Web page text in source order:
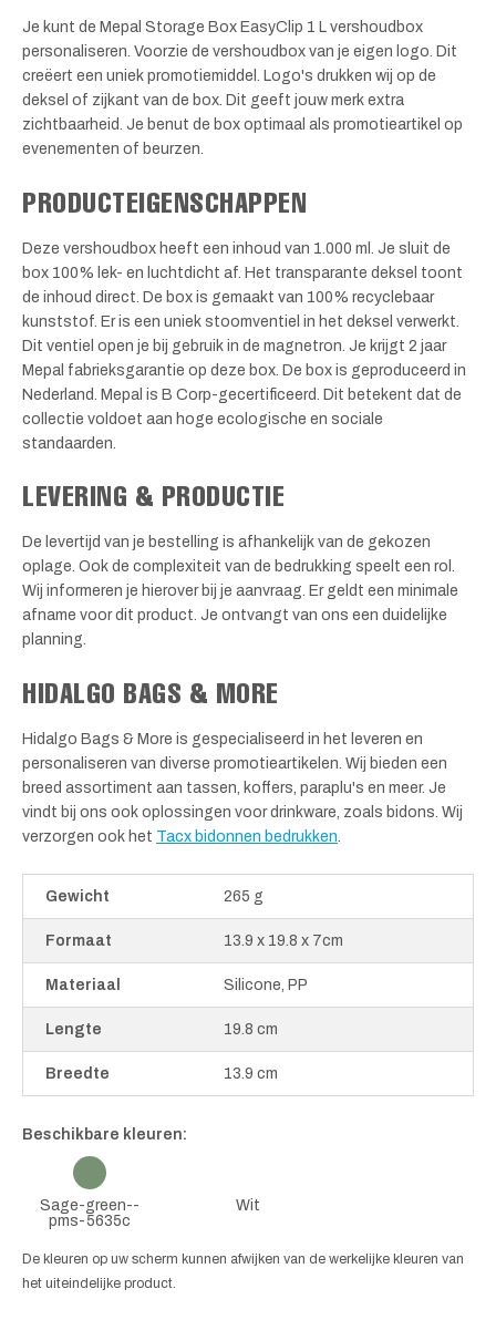
Je kunt de Mepal Storage Box EasyClip 1 L vershoudbox
personaliseren. Voorzie de vershoudbox van je eigen logo. Dit
creëert een uniek promotiemiddel. Logo's drukken wij op de
deksel of zijkant van de box. Dit geeft jouw merk extra
zichtbaarheid. Je benut de box optimaal als promotieartikel op
evenementen of beurzen.
PRODUCTEIGENSCHAPPEN
Deze vershoudbox heeft een inhoud van 1.000 ml. Je sluit de
box 100% lek- en luchtdicht af. Het transparante deksel toont
de inhoud direct. De box is gemaakt van 100% recyclebaar
kunststof. Er is een uniek stoomventiel in het deksel verwerkt.
Dit ventiel open je bij gebruik in de magnetron. Je krijgt 2 jaar
Mepal fabrieksgarantie op deze box. De box is geproduceerd in
Nederland. Mepal is B Corp-gecertificeerd. Dit betekent dat de
collectie voldoet aan hoge ecologische en sociale
standaarden.
LEVERING & PRODUCTIE
De levertijd van je bestelling is afhankelijk van de gekozen
oplage. Ook de complexiteit van de bedrukking speelt een rol.
Wij informeren je hierover bij je aanvraag. Er geldt een minimale
afname voor dit product. Je ontvangt van ons een duidelijke
planning.
HIDALGO BAGS & MORE
Hidalgo Bags & More is gespecialiseerd in het leveren en
personaliseren van diverse promotieartikelen. Wij bieden een
breed assortiment aan tassen, koffers, paraplu's en meer. Je
vindt bij ons ook oplossingen voor drinkware, zoals bidons. Wij
verzorgen ook het Tacx bidonnen bedrukken
Gewicht 265 g
Formaat 13.9 x 19.8 x 7cm
Materiaal Silicone, PP
Lengte 19.8 cm
Breedte 13.9 cm
Beschikbare kleuren:
Sage-green--
pms-5635c
Wit
De kleuren op uw scherm kunnen afwijken van de werkelijke kleuren van
het uiteindelijke product.